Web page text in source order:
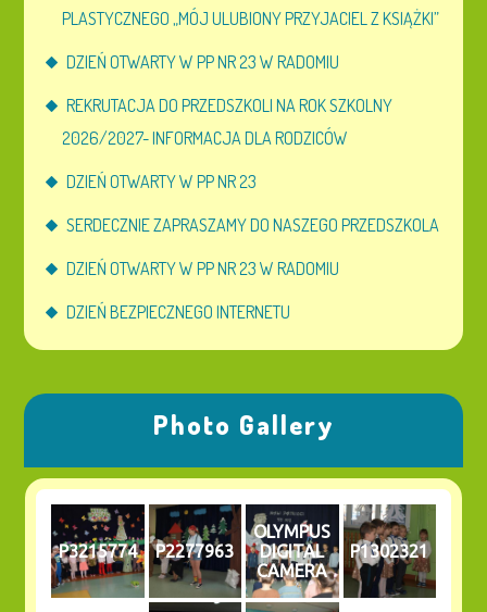
PLASTYCZNEGO „MÓJ ULUBIONY PRZYJACIEL Z KSIĄŻKI”
DZIEŃ OTWARTY W PP NR 23 W RADOMIU
REKRUTACJA DO PRZEDSZKOLI NA ROK SZKOLNY
2026/2027- INFORMACJA DLA RODZICÓW
DZIEŃ OTWARTY W PP NR 23
SERDECZNIE ZAPRASZAMY DO NASZEGO PRZEDSZKOLA
DZIEŃ OTWARTY W PP NR 23 W RADOMIU
DZIEŃ BEZPIECZNEGO INTERNETU
Photo Gallery
P3215774 P2277963
OLYMPUS
DIGITAL
CAMERA
P1302321